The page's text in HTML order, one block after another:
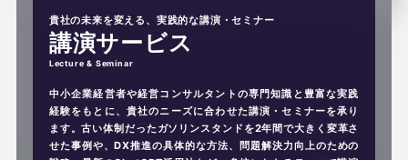
貴社の未来を変える、実践的な講演・セミナー
講演サービス
中小企業経営者や経営コンサルタントの専門知識と豊富な実践
経験をもとに、貴社のニーズに合わせた講演・セミナーを承り
ます。古い体制だったガソリンスタンドを2年間で大きく変革さ
せた事例や、DX推進の具体的な方法、問題解決力向上のための